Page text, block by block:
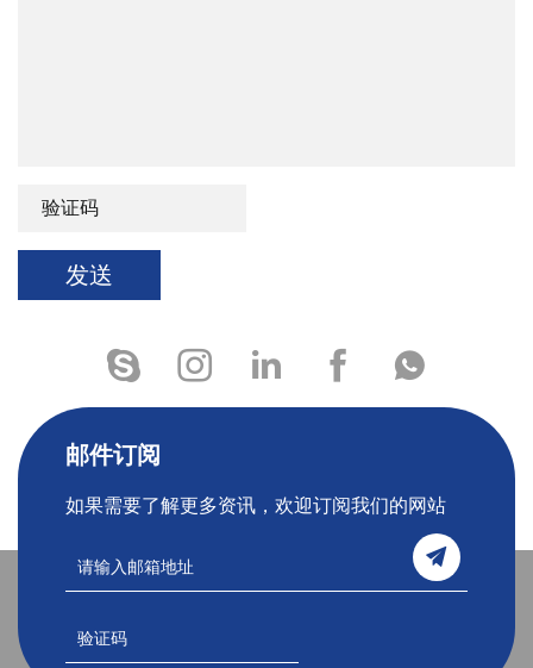
发送
邮件订阅
如果需要了解更多资讯，欢迎订阅我们的网站